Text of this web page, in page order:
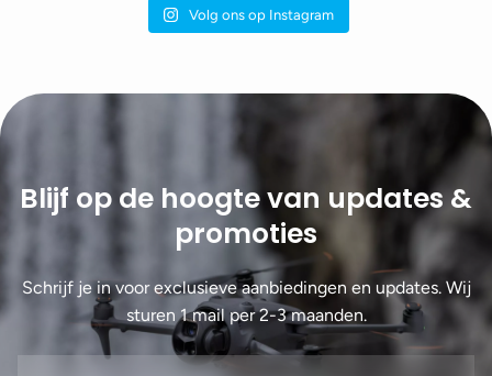
Volg ons op Instagram
Blijf op de hoogte van updates &
promoties
Schrijf je in voor exclusieve aanbiedingen en updates. Wij
sturen 1 mail per 2-3 maanden.